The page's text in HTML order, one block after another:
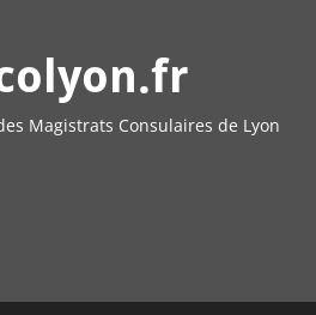
Magistrats Consulaires de Lyon